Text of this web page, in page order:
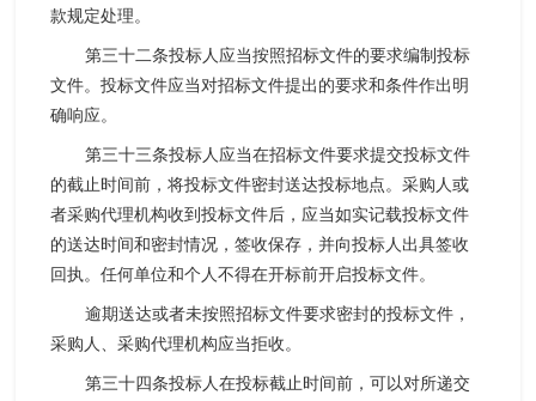
款规定处理。
第三十二条投标人应当按照招标文件的要求编制投标
文件。投标文件应当对招标文件提出的要求和条件作出明
确响应。
第三十三条投标人应当在招标文件要求提交投标文件
的截止时间前，将投标文件密封送达投标地点。采购人或
者采购代理机构收到投标文件后，应当如实记载投标文件
的送达时间和密封情况，签收保存，并向投标人出具签收
回执。任何单位和个人不得在开标前开启投标文件。
逾期送达或者未按照招标文件要求密封的投标文件，
采购人、采购代理机构应当拒收。
第三十四条投标人在投标截止时间前，可以对所递交